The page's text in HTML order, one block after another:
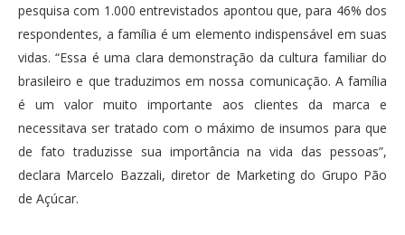
pesquisa com 1.000 entrevistados apontou que, para 46% dos
respondentes, a família é um elemento indispensável em suas
vidas. “Essa é uma clara demonstração da cultura familiar do
brasileiro e que traduzimos em nossa comunicação. A família
é um valor muito importante aos clientes da marca e
necessitava ser tratado com o máximo de insumos para que
de fato traduzisse sua importância na vida das pessoas”,
declara Marcelo Bazzali, diretor de Marketing do Grupo Pão
de Açúcar.